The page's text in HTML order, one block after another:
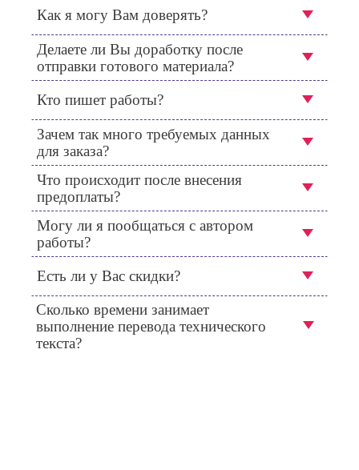
Как я могу Вам доверять?
Делаете ли Вы доработку после
отправки готового материала?
Кто пишет работы?
Зачем так много требуемых данных
для заказа?
Что происходит после внесения
предоплаты?
Могу ли я пообщаться с автором
работы?
Есть ли у Вас скидки?
Сколько времени занимает
выполнение перевода технического
текста?